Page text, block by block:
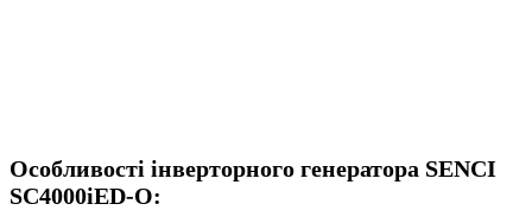
Особливості інверторного генератора SENCI
SC4000iED-O: